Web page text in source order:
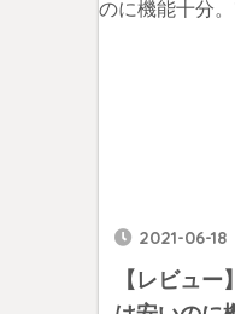
2021-06-18
【レビュ